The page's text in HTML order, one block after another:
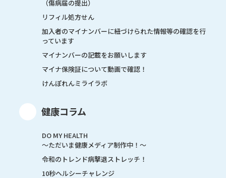
（傷病届の提出）
リフィル処方せん
加入者のマイナンバーに紐づけられた情報等の確認を行
っています
マイナンバーの記載をお願いします
マイナ保険証について動画で確認！
けんぽれんミライラボ
健康コラム
DO MY HEALTH
～ただいま健康メディア制作中！～
令和のトレンド病撃退ストレッチ！
10秒ヘルシーチャレンジ